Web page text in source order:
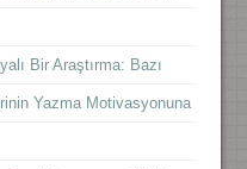
Bir Araştırma: Bazı
Yazma Motivasyonuna